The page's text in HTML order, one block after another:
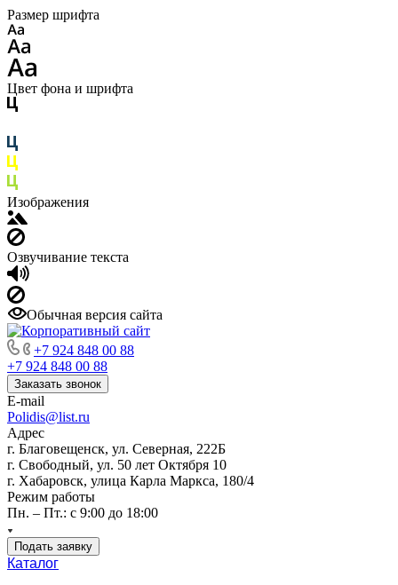
Размер шрифта
Цвет фона и шрифта
Изображения
Озвучивание текста
Обычная версия сайта
+7 924 848 00 88
+7 924 848 00 88
Заказать звонок
E-mail
Polidis@list.ru
Адрес
г. Благовещенск, ул. Северная, 222Б
г. Свободный, ул. 50 лет Октября 10
г. Хабаровск, улица Карла Маркса, 180/4
Режим работы
Пн. – Пт.: с 9:00 до 18:00
Подать заявку
Каталог